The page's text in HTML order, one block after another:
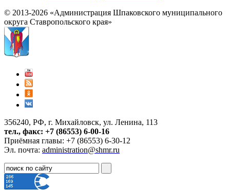
© 2013-2026 «Администрация Шпаковского муниципального
округа Ставропольского края»
356240, РФ, г. Михайловск, ул. Ленина, 113
тел., факс: +7 (86553) 6-00-16
Приёмная главы: +7 (86553) 6-30-12
Эл. почта: administration@shmr.ru